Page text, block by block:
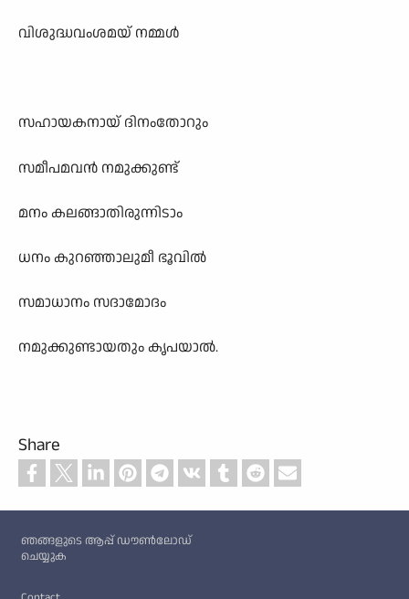
വിശുദ്ധവംശമയ് നമ്മൾ
സഹായകനായ് ദിനംതോറും
സമീപമവൻ നമുക്കുണ്ട്
മനം കലങ്ങാതിരുന്നിടാം
ധനം കുറഞ്ഞാലുമീ ഭൂവിൽ
സമാധാനം സദാമോദം
നമുക്കുണ്ടായതും കൃപയാൽ.
Share
ഞങ്ങളുടെ ആപ്പ് ഡൗൺലോഡ്
ചെയ്യുക
Footer